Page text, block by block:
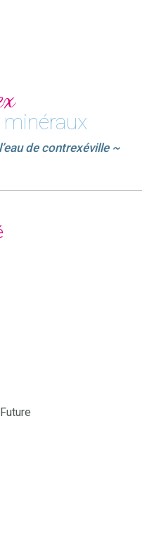
de contrexéville ~